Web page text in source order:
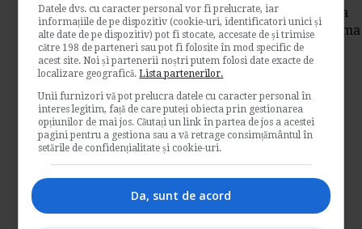
Contributiile, cat si cotele lor sunt aceleasi ca
in cazul salariatului cu norma intreaga. Norma
de...
Legislatia muncii
→Citeste mai departe
Cum se acorda tichete de
masa pentru CIM cu timp
partial?
deWww.legislatiamuncii.ro
Datele dvs. cu caracter personal vor fi prelucrate, iar
informațiile de pe dispozitiv (cookie-uri, identificatori unici și
alte date de pe dispozitiv) pot fi stocate, accesate de și trimise
către 198 de parteneri sau pot fi folosite în mod specific de
acest site. Noi și partenerii noștri putem folosi date exacte de
localizare geografică.Lista partenerilor.
Unii furnizori vă pot prelucra datele cu caracter personal în
interes legitim, față de care puteți obiecta prin gestionarea
opțiunilor de mai jos. Căutați un link în partea de jos a acestei
pagini pentru a gestiona sau a vă retrage consimțământul în
setările de confidențialitate și cookie-uri.
Da, sunt de acord